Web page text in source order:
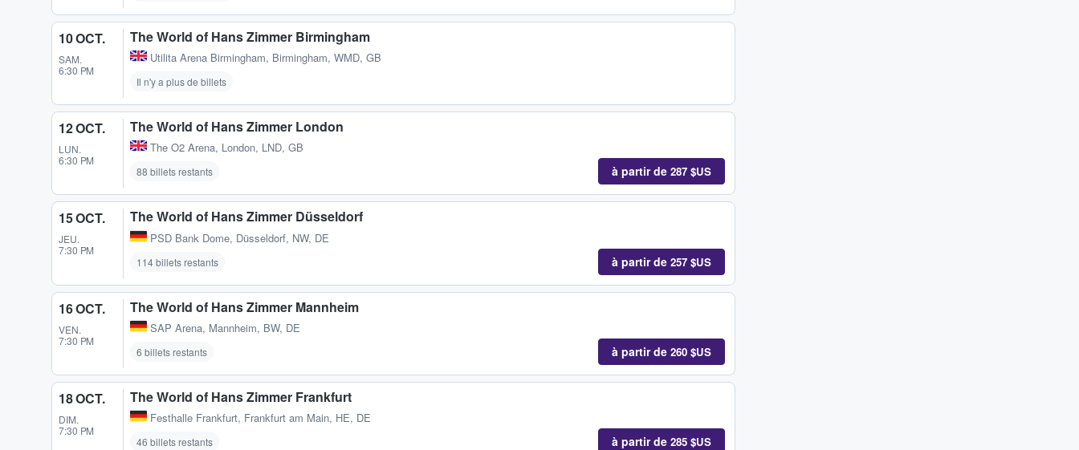
10 OCT.
SAM.
6:30 PM
The World of Hans Zimmer Birmingham
Utilita Arena Birmingham, Birmingham, WMD, GB
Il n'y a plus de billets
12 OCT.
LUN.
6:30 PM
The World of Hans Zimmer London
The O2 Arena, London, LND, GB
88 billets restants à partir de 287 $US
15 OCT.
JEU.
7:30 PM
The World of Hans Zimmer Düsseldorf
PSD Bank Dome, Düsseldorf, NW, DE
114 billets restants à partir de 257 $US
16 OCT.
VEN.
7:30 PM
The World of Hans Zimmer Mannheim
SAP Arena, Mannheim, BW, DE
6 billets restants à partir de 260 $US
18 OCT.
DIM.
7:30 PM
The World of Hans Zimmer Frankfurt
Festhalle Frankfurt, Frankfurt am Main, HE, DE
46 billets restants à partir de 285 $US